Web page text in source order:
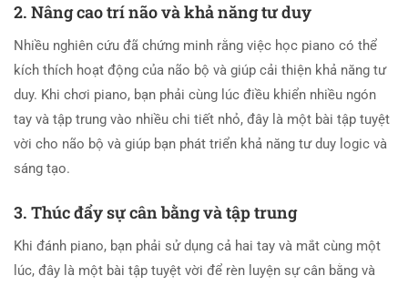
2. Nâng cao trí não và khả năng tư duy
Nhiều nghiên cứu đã chứng minh rằng việc học piano có thể
kích thích hoạt động của não bộ và giúp cải thiện khả năng tư
duy. Khi chơi piano, bạn phải cùng lúc điều khiển nhiều ngón
tay và tập trung vào nhiều chi tiết nhỏ, đây là một bài tập tuyệt
vời cho não bộ và giúp bạn phát triển khả năng tư duy logic và
sáng tạo.
3. Thúc đẩy sự cân bằng và tập trung
Khi đánh piano, bạn phải sử dụng cả hai tay và mắt cùng một
lúc, đây là một bài tập tuyệt vời để rèn luyện sự cân bằng và